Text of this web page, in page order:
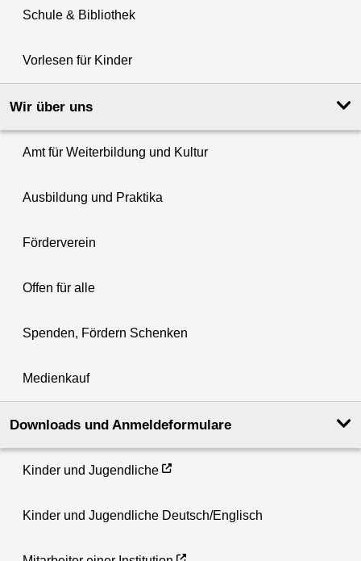
Schule & Bibliothek
Vorlesen für Kinder
Wir über uns
Amt für Weiterbildung und Kultur
Ausbildung und Praktika
Förderverein
Offen für alle
Spenden, Fördern Schenken
Medienkauf
Downloads und Anmeldeformulare
Kinder und Jugendliche
Kinder und Jugendliche Deutsch/Englisch